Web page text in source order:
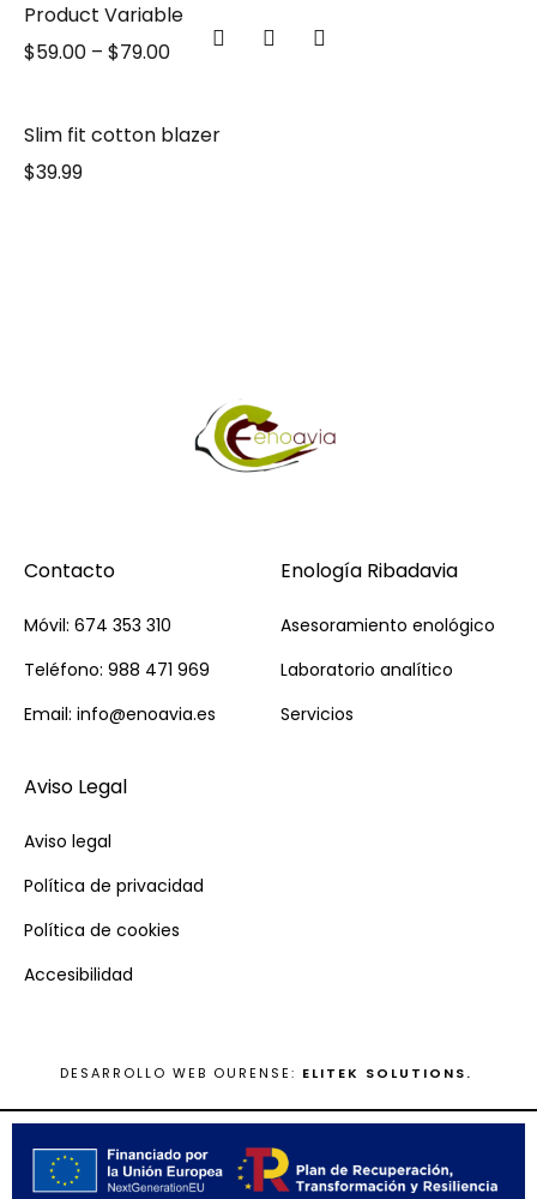
Product Variable
$59.00 – $79.00
Slim fit cotton blazer
$39.99
Contacto
Móvil: 674 353 310
Teléfono: 988 471 969
Email: info@enoavia.es
Enología Ribadavia
Asesoramiento enológico
Laboratorio analítico
Servicios
Aviso Legal
Aviso legal
Política de privacidad
Política de cookies
Accesibilidad
DESARROLLO WEB OURENSE: ELITEK SOLUTIONS.